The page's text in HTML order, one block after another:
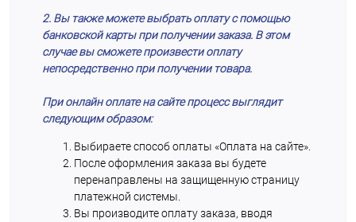
2. Вы также можете выбрать оплату с помощью
банковской карты при получении заказа. В этом
случае вы сможете произвести оплату
непосредственно при получении товара.
При онлайн оплате на сайте процесс выглядит
следующим образом:
Выбираете способ оплаты «Оплата на сайте».
После оформления заказа вы будете
перенаправлены на защищенную страницу
платежной системы.
Вы производите оплату заказа, вводя